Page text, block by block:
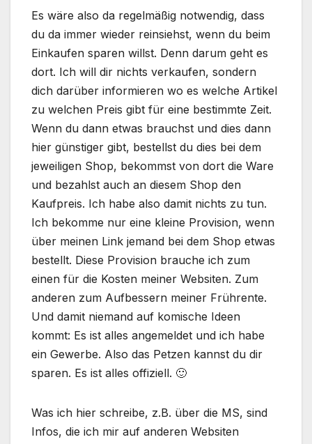
Es wäre also da regelmäßig notwendig, dass
du da immer wieder reinsiehst, wenn du beim
Einkaufen sparen willst. Denn darum geht es
dort. Ich will dir nichts verkaufen, sondern
dich darüber informieren wo es welche Artikel
zu welchen Preis gibt für eine bestimmte Zeit.
Wenn du dann etwas brauchst und dies dann
hier günstiger gibt, bestellst du dies bei dem
jeweiligen Shop, bekommst von dort die Ware
und bezahlst auch an diesem Shop den
Kaufpreis. Ich habe also damit nichts zu tun.
Ich bekomme nur eine kleine Provision, wenn
über meinen Link jemand bei dem Shop etwas
bestellt. Diese Provision brauche ich zum
einen für die Kosten meiner Websiten. Zum
anderen zum Aufbessern meiner Frührente.
Und damit niemand auf komische Ideen
kommt: Es ist alles angemeldet und ich habe
ein Gewerbe. Also das Petzen kannst du dir
sparen. Es ist alles offiziell. 🙂
Was ich hier schreibe, z.B. über die MS, sind
Infos, die ich mir auf anderen Websiten